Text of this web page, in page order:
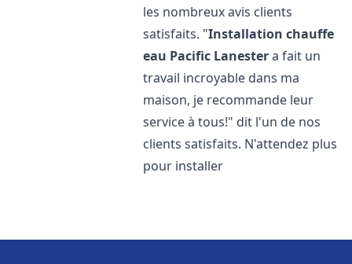
les nombreux avis clients
satisfaits. "Installation chauffe
eau Pacific Lanestera fait un
travail incroyable dans ma
maison, je recommande leur
service à tous!" dit l'un de nos
clients satisfaits. N'attendez plus
pour installer